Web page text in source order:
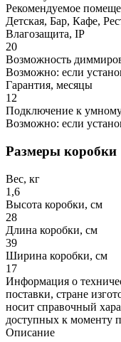
Рекомендуемое
Детская, Бар, Кафе,
Влагозащита, IP
20
Возможность
Возможно: если
Гарантия, месяцы
12
Подключение к
Возможно: если
Размеры коробки
Вес, кг
1,6
Высота коробки, см
28
Длина коробки, см
39
Ширина коробки, см
17
Информация о
поставки, стране
носит справочный
доступных к моменту
Описание